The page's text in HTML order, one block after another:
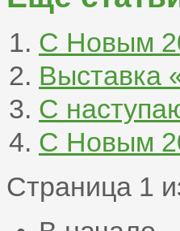
С Новым
Выставка
С
С Новым
Страница 1